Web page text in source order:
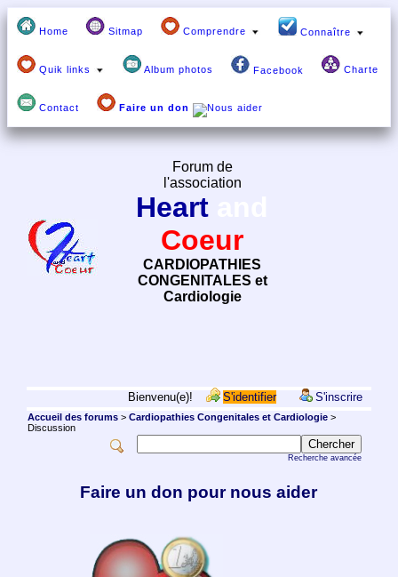
Home Sitmap Comprendre Connaître
Quik links Album photos Facebook Charte
Contact Faire un don
Forum de
l'association
Heart
Coeur
CARDIOPATHIES
CONGENITALES et
Cardiologie
Bienvenu(e)! S'identifier S'inscrire
Accueil des forums> Cardiopathies Congenitales et Cardiologie>
Discussion
Recherche avancée
Faire un don pour nous aider